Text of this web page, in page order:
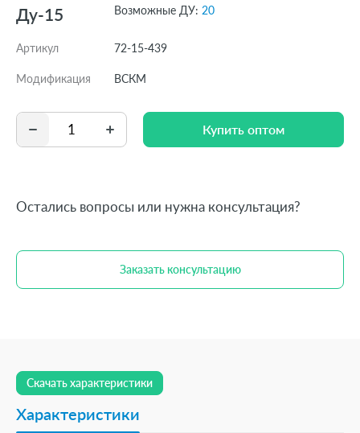
Ду-15 Возможные ДУ: 20
Артикул 72-15-439
Модификация ВСКМ
Купить оптом
Купить оптом
Остались вопросы или нужна консультация?
Заказать консультацию
Характеристики
Скачать характеристики